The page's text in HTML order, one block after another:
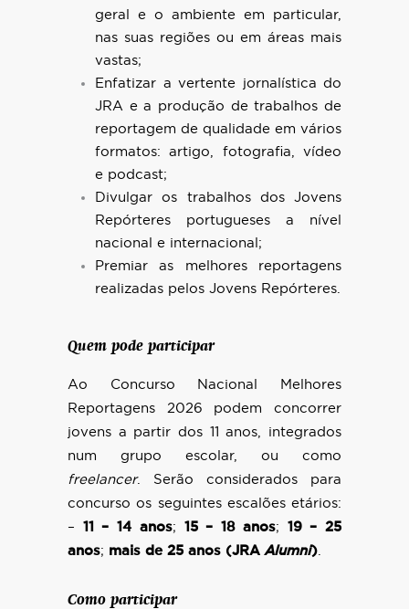
geral e o ambiente em particular,
nas suas regiões ou em áreas mais
vastas;
Enfatizar a vertente jornalística do
JRA e a produção de trabalhos de
reportagem de qualidade em vários
formatos: artigo, fotografia, vídeo
e podcast;
Divulgar os trabalhos dos Jovens
Repórteres portugueses a nível
nacional e internacional;
Premiar as melhores reportagens
realizadas pelos Jovens Repórteres.
Quem pode participar
Ao Concurso Nacional Melhores
Reportagens 2026 podem concorrer
jovens a partir dos 11 anos, integrados
num grupo escolar, ou como
freelancer. Serão considerados para
concurso os seguintes escalões etários:
– 11 – 14 anos; 15 – 18 anos; 19 – 25
anos; mais de 25 anos (JRAAlumni).
Como participar